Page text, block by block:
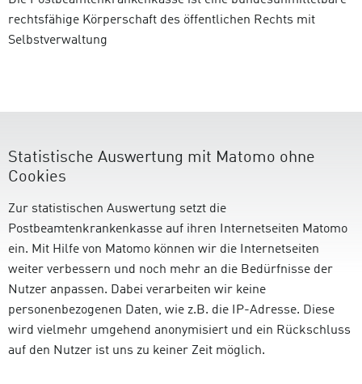
rechtsfähige Körperschaft des öffentlichen Rechts mit
Selbstverwaltung
Statistische Auswertung mit Matomo ohne
Cookies
Zur statistischen Auswertung setzt die
Postbeamtenkrankenkasse auf ihren Internetseiten Matomo
ein. Mit Hilfe von Matomo können wir die Internetseiten
weiter verbessern und noch mehr an die Bedürfnisse der
Nutzer anpassen. Dabei verarbeiten wir keine
personenbezogenen Daten, wie z.B. die IP-Adresse. Diese
wird vielmehr umgehend anonymisiert und ein Rückschluss
auf den Nutzer ist uns zu keiner Zeit möglich.